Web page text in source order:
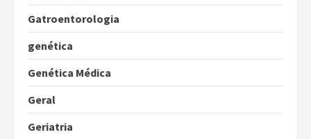
Gatroentorologia
genética
Genética Médica
Geral
Geriatria